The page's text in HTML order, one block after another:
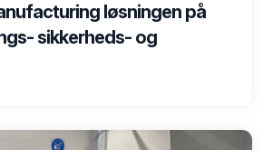
løsningen på
sikkerheds- og